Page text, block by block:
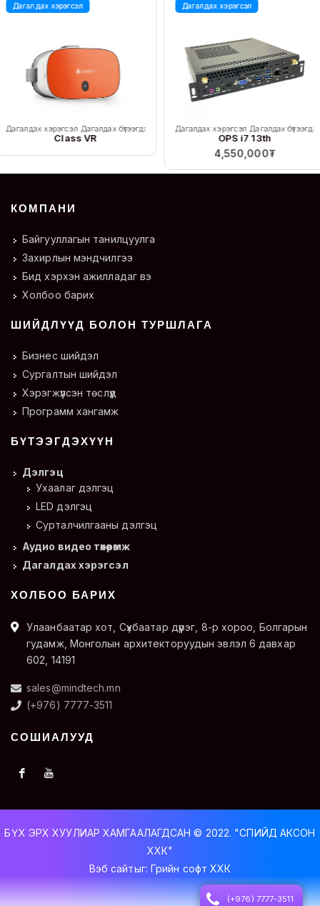
Дагалдах хэрэгсэл
Дагалдах хэрэгсэл Дагалдах бүтээгдэхүүн
Class VR
Дагалдах хэрэгсэл
Дагалдах хэрэгсэл Дагалдах
OPS i7 13th
4,550,000₮
КОМПАНИ
Байгууллагын танилцуулга
Захирлын мэндчилгээ
Бид хэрхэн ажилладаг вэ
Холбоо барих
ШИЙДЛҮҮД БОЛОН ТУРШЛАГА
Бизнес шийдэл
Сургалтын шийдэл
Хэрэгжүүлсэн төслүүд
Программ хангамж
БҮТЭЭГДЭХҮҮН
Дэлгэц
Ухаалаг дэлгэц
LED дэлгэц
Сурталчилгааны дэлгэц
Аудио видео төхөөрөмж
Дагалдах хэрэгсэл
ХОЛБОО БАРИХ
Улаанбаатар хот, Сүхбаатар дүүрэг, 8-р хороо, Болгарын
гудамж, Монголын архитекторуудын эвлэл 6 давхар
602, 14191
sales@mindtech.mn
(+976) 7777-3511
СОШИАЛУУД
БҮХ ЭРХ ХУУЛИАР ХАМГААЛАГДСАН © 2022. "СПИЙД АКСОН
ХХК"
Вэб сайтыг: Грийн софт ХХК
Дуудлагын төв (+976) 7777-3511